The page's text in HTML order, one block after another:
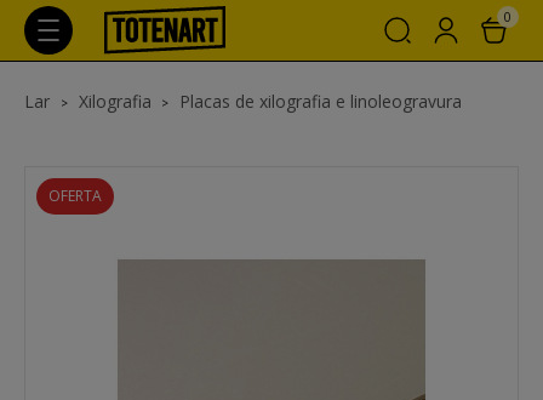
0
Lar Xilografia Placas de xilografia e linoleogravura
OFERTA